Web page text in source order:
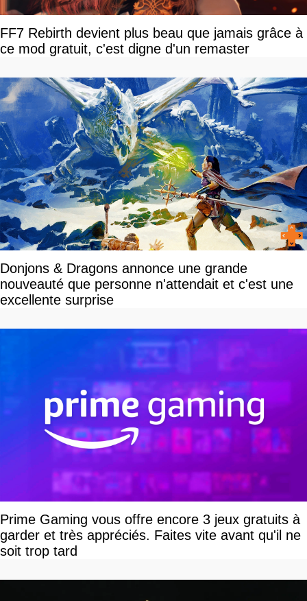
FF7 Rebirth devient plus beau que jamais grâce à
ce mod gratuit, c'est digne d'un remaster
Donjons & Dragons annonce une grande
nouveauté que personne n'attendait et c'est une
excellente surprise
Prime Gaming vous offre encore 3 jeux gratuits à
garder et très appréciés. Faites vite avant qu'il ne
soit trop tard